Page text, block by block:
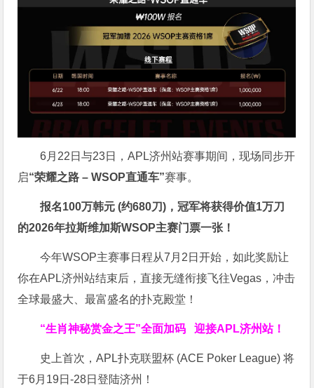
6月22日与23日，APL济州站赛事期间，现场同步开
启“荣耀之路– WSOP直通车”赛事。
报名100万韩元 (约680刀)，冠军将获得价值1万刀
的2026年拉斯维加斯WSOP主赛门票一张！
今年WSOP主赛事日程从7月2日开始，如此奖励让
你在APL济州站结束后，直接无缝衔接飞往Vegas，冲击
全球最盛大、最富盛名的扑克殿堂！
“生肖神秘赏金之王”全面加码迎接APL济州站！
史上首次，APL扑克联盟杯 (ACE Poker League) 将
于6月19日-28日登陆济州！